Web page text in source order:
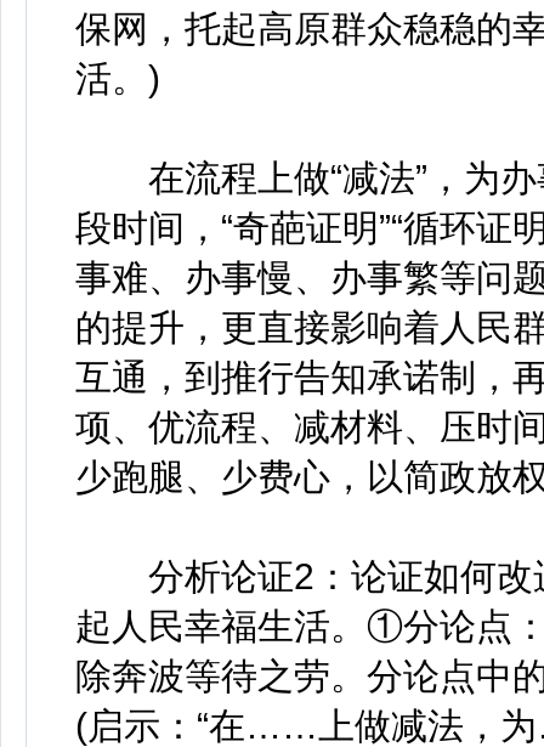
保网，托起高原群众稳稳的
活。)
在流程上做“减法”，为办
段时间，“奇葩证明”“循环证
事难、办事慢、办事繁等问
的提升，更直接影响着人民
互通，到推行告知承诺制，
项、优流程、减材料、压时
少跑腿、少费心，以简政放
分析论证2：论证如何改
起人民幸福生活。①分论点
除奔波等待之劳。分论点中
(启示：“在……上做减法，